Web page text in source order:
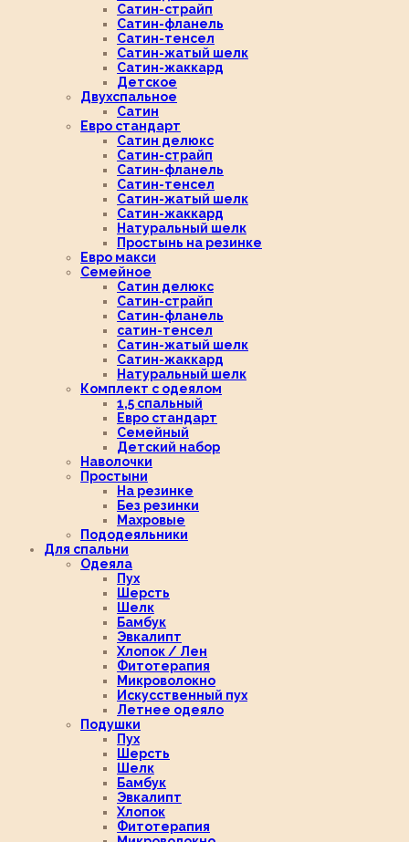
Сатин-страйп
Сатин-фланель
Сатин-тенсел
Сатин-жатый шелк
Сатин-жаккард
Детское
Двухспальное
Сатин
Евро стандарт
Сатин делюкс
Сатин-страйп
Сатин-фланель
Сатин-тенсел
Сатин-жатый шелк
Сатин-жаккард
Натуральный шелк
Простынь на резинке
Евро макси
Семейное
Сатин делюкс
Сатин-страйп
Сатин-фланель
сатин-тенсел
Сатин-жатый шелк
Сатин-жаккард
Натуральный шелк
Комплект с одеялом
1,5 спальный
Евро стандарт
Семейный
Детский набор
Наволочки
Простыни
На резинке
Без резинки
Махровые
Пододеяльники
Для спальни
Одеяла
Пух
Шерсть
Шелк
Бамбук
Эвкалипт
Хлопок / Лен
Фитотерапия
Микроволокно
Искусственный пух
Летнее одеяло
Подушки
Пух
Шерсть
Шелк
Бамбук
Эвкалипт
Хлопок
Фитотерапия